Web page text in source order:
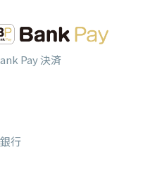
Pay 決済
行